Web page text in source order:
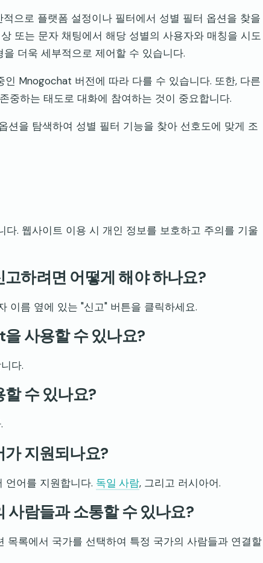
으로 플랫폼 설정이나 필터에서 성별 필터 옵션을 찾을
또는 문자 채팅에서 해당 성별의 사용자와 매칭을 시도
더욱 세부적으로 제어할 수 있습니다.
Mnogochat 버전에 따라 다를 수 있습니다. 또한, 다른
중하는 태도로 대화에 참여하는 것이 중요합니다.
을 탐색하여 성별 필터 기능을 찾아 선호도에 맞게 조
. 웹사이트 이용 시 개인 정보를 보호하고 주의를 기울
하려면 어떻게 해야 하나요?
이름 옆에 있는 "신고" 버튼을 클릭하세요.
사용할 수 있나요?
다.
수 있나요?
지원되나요?
언어를 지원합니다. 독일 사람, 그리고 러시아어.
람들과 소통할 수 있나요?
목록에서 국가를 선택하여 특정 국가의 사람들과 연결할